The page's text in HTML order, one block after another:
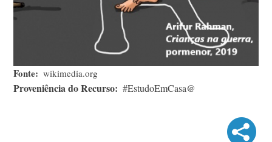
Fonte wikimedia.org
Proveniência do Recurso #EstudoEmCasa@